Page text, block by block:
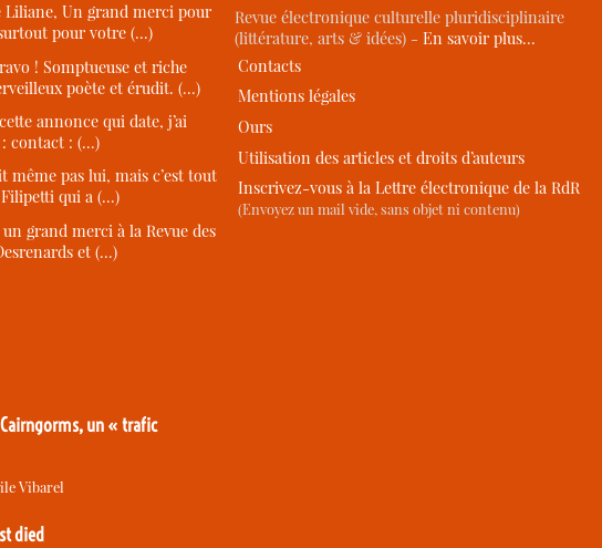
Liliane, Un grand merci pour
pour votre (…)
! Somptueuse et riche
poète et érudit. (…)
annonce qui date, j’ai
: contact : (…)
même pas lui, mais c’est tout
Filipetti qui a (…)
grand merci à la Revue des
et (…)
Cairngorms, un « trafic
Vibarel
died
Revue électronique culturelle pluridisciplinaire
(littérature, arts & idées) -En savoir plus…
Contacts
Mentions légales
Ours
Utilisation des articles et droits d’auteurs
Inscrivez-vous à la Lettre électronique de la RdR
(Envoyez un mail vide, sans objet ni contenu)